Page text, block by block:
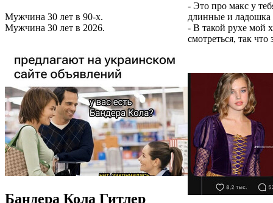
Мужчина 30 лет в 90-х.
Мужчина 30 лет в 2026.
- Это про макс у
длинные и ладошка
- В такой рухе мой
смотреться, так
Бандера Кола Гитлер